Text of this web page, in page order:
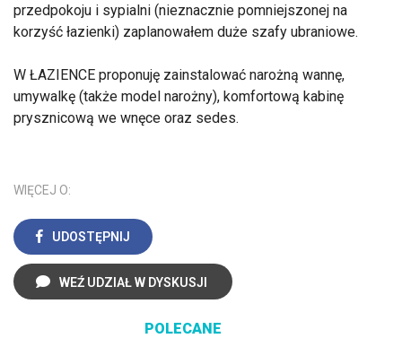
przedpokoju i sypialni (nieznacznie pomniejszonej na
korzyść łazienki) zaplanowałem duże szafy ubraniowe.
W ŁAZIENCE proponuję zainstalować narożną wannę,
umywalkę (także model narożny), komfortową kabinę
prysznicową we wnęce oraz sedes.
WIĘCEJ O:
UDOSTĘPNIJ
WEŹ UDZIAŁ W DYSKUSJI
POLECANE